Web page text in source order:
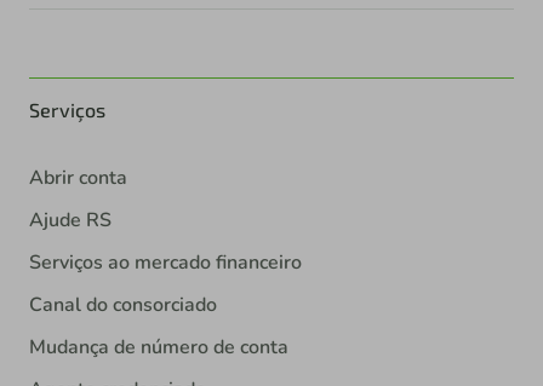
Serviços
Abrir conta
Ajude RS
Serviços ao mercado financeiro
Canal do consorciado
Mudança de número de conta